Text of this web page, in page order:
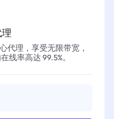
代理，享受无限带宽，
线率高达 99.5%。